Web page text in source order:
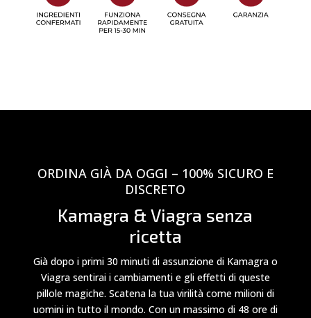
ORDINA GIÀ DA OGGI – 100% SICURO E
DISCRETO
Kamagra & Viagra senza
ricetta
Già dopo i primi 30 minuti di assunzione di Kamagra o
Viagra sentirai i cambiamenti e gli effetti di queste
pillole magiche. Scatena la tua virilità come milioni di
uomini in tutto il mondo. Con un massimo di 48 ore di